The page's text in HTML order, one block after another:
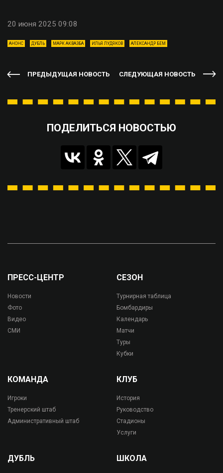
20 июня 2025 09:08
АНОНС ДУБЛЬ МАРК АКВАЗБА ИЛЬЯ ЛУДЯКОВ АЛЕКСАНДР БЕМ
ПРЕДЫДУЩАЯ НОВОСТЬ СЛЕДУЮЩАЯ НОВОСТЬ
ПОДЕЛИТЬСЯ НОВОСТЬЮ
ПРЕСС-ЦЕНТР
Новости
Фото
Видео
СМИ
СЕЗОН
Турнирная таблица
Бомбардиры
Календарь
Матчи
Туры
Кубки
КОМАНДА
Игроки
Тренерский штаб
Административный штаб
КЛУБ
История
Руководство
Стадионы
Услуги
ДУБЛЬ ШКОЛА